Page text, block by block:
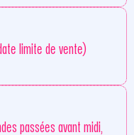
limite de vente)
passées avant midi,